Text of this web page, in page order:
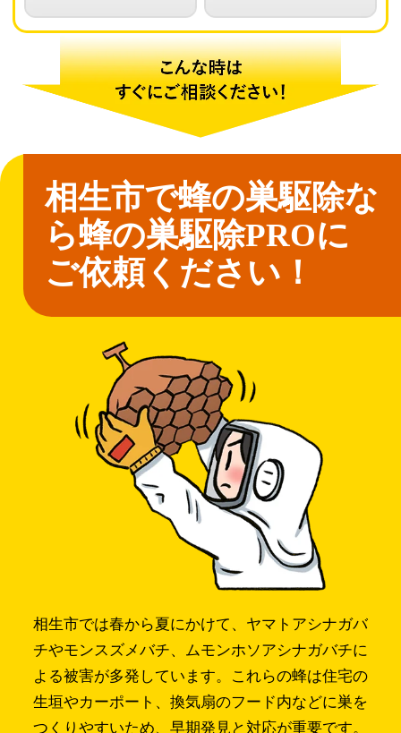
相生市で蜂の巣駆除な
ら蜂の巣駆除PROに
ご依頼ください！
相生市では春から夏にかけて、ヤマトアシナガバ
チやモンスズメバチ、ムモンホソアシナガバチに
よる被害が多発しています。これらの蜂は住宅の
生垣やカーポート、換気扇のフード内などに巣を
つくりやすいため、早期発見と対応が重要です。